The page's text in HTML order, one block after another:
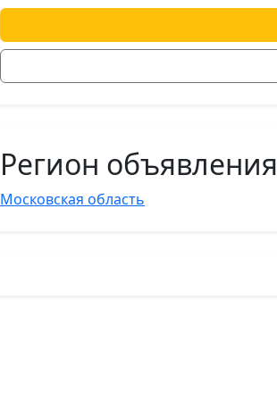
Регион объявления
Московская область